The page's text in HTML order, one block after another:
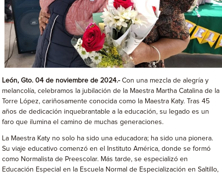
León, Gto. 04 de noviembre de 2024.-Con una mezcla de alegría y
melancolía, celebramos la jubilación de la Maestra Martha Catalina de la
Torre López, cariñosamente conocida como la Maestra Katy. Tras 45
años de dedicación inquebrantable a la educación, su legado es un
faro que ilumina el camino de muchas generaciones.
La Maestra Katy no solo ha sido una educadora; ha sido una pionera.
Su viaje educativo comenzó en el Instituto América, donde se formó
como Normalista de Preescolar. Más tarde, se especializó en
Educación Especial en la Escuela Normal de Especialización en Saltillo,